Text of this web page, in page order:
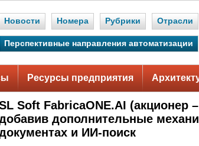
Новости Номера Рубрики Отрасли
Перспективные направления автоматизации
Ресурсы предприятия
Soft FabricaONE.AI (акционер
дополнительные
и ИИ-поиск